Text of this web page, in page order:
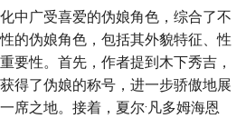
中广受喜爱的伪娘角色，综合了不
的伪娘角色，包括其外貌特征、性
要性。首先，作者提到木下秀吉，
得了伪娘的称号，进一步骄傲地展
席之地。接着，夏尔·凡多姆海恩